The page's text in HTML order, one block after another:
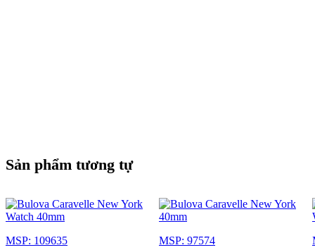
Sản phẩm tương tự
MSP: 109635
MSP: 97574